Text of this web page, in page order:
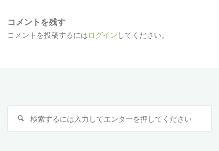
コメントを残す
コメントを投稿するにはログイン してください。